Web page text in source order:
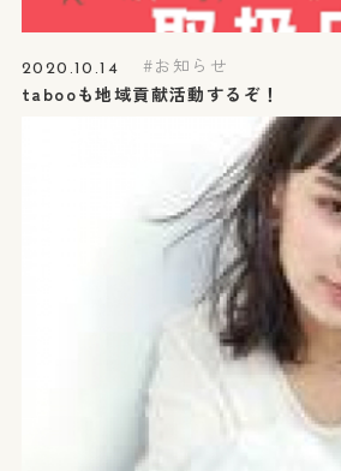
2020.10.14
お知らせ
tabooも地域貢献活動するぞ！